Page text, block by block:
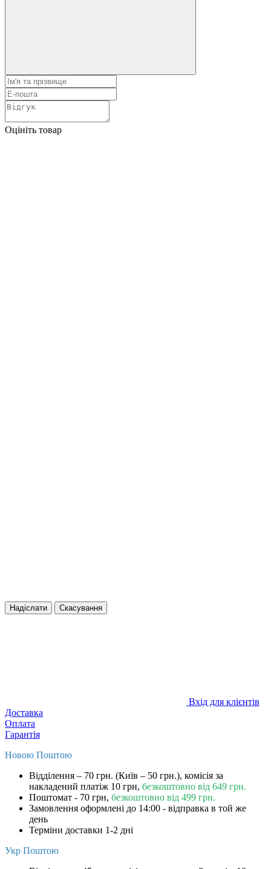
Оцініть товар
Надіслати Скасування
Вхід для клієнтів
Доставка
Оплата
Гарантія
Новою Поштою
Відділення – 70 грн. (Київ – 50 грн.), комісія за
накладений платіж 10 грн, безкоштовно від 649 грн.
Поштомат - 70 грн, безкоштовно від 499 грн.
Замовлення оформлені до 14:00 - відправка в той же
день
Терміни доставки 1-2 дні
Укр Поштою